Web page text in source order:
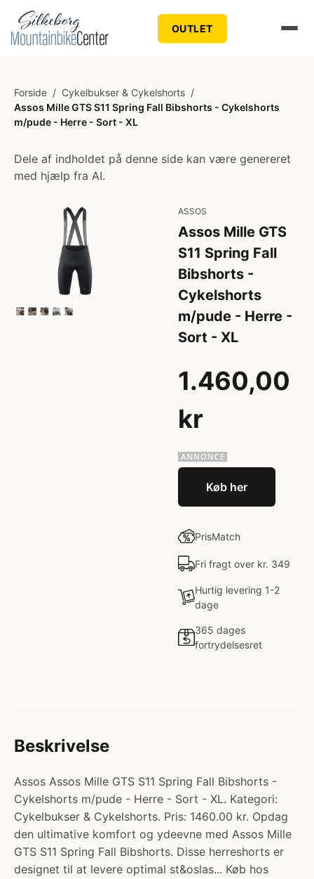
OUTLET
Forside / Cykelbukser & Cykelshorts /
Assos Mille GTS S11 Spring Fall Bibshorts - Cykelshorts
m/pude - Herre - Sort - XL
Dele af indholdet på denne side kan være genereret
med hjælp fra AI.
ASSOS
Assos Mille GTS
S11 Spring Fall
Bibshorts -
Cykelshorts
m/pude - Herre -
Sort - XL
1.460,00
kr
Køb her
PrisMatch
Fri fragt over kr. 349
Hurtig levering 1-2
dage
365 dages
fortrydelsesret
Beskrivelse
Assos Assos Mille GTS S11 Spring Fall Bibshorts -
Cykelshorts m/pude - Herre - Sort - XL. Kategori:
Cykelbukser & Cykelshorts. Pris: 1460.00 kr. Opdag
den ultimative komfort og ydeevne med Assos Mille
GTS S11 Spring Fall Bibshorts. Disse herreshorts er
designet til at levere optimal st&oslas... Køb hos